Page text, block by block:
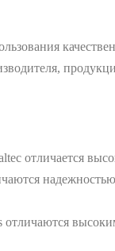
отличается